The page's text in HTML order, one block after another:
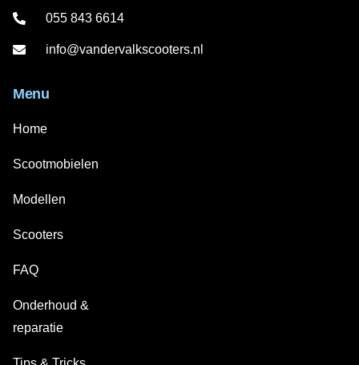
055 843 6614
info@vandervalkscooters.nl
Menu
Home
Scootmobielen
Modellen
Scooters
FAQ
Onderhoud &
reparatie